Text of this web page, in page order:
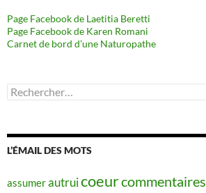
Page Facebook de Laetitia Beretti
Page Facebook de Karen Romani
Carnet de bord d’une Naturopathe
Rechercher :
L’ÉMAIL DES MOTS
assumerautruicoeurcommentaires